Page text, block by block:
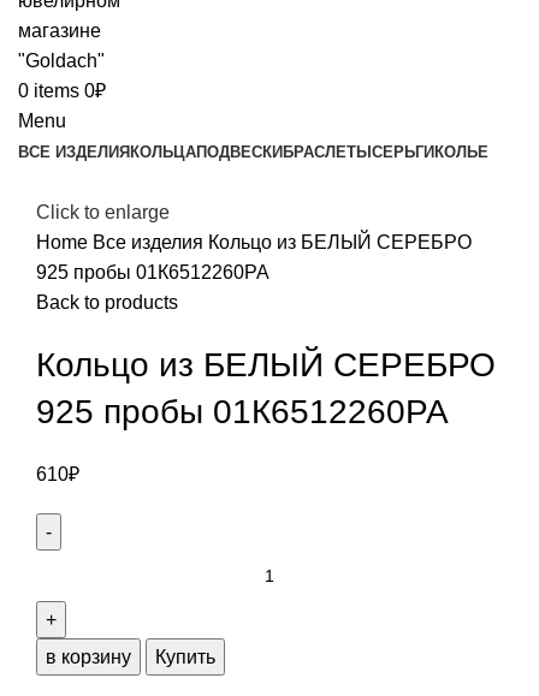
0 items 0₽
Menu
ВСЕ ИЗДЕЛИЯ КОЛЬЦАПОДВЕСКИ БРАСЛЕТЫ СЕРЬГИ КОЛЬЕ
Click to enlarge
Home Все изделия Кольцо из БЕЛЫЙ СЕРЕБРО
925 пробы 01К6512260РА
Back to products
Кольцо из БЕЛЫЙ СЕРЕБРО
925 пробы 01К6512260РА
610₽
БЕЛЫЙ
СЕРЕБРО
в корзину Купить